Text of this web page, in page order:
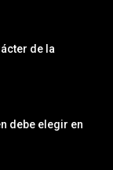
de la
debe elegir en